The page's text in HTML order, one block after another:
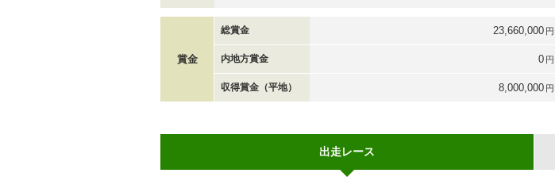
賞金
総賞金 23,660,000 円
内地方賞金 0 円
収得賞金（平地） 8,000,000 円
出走レース